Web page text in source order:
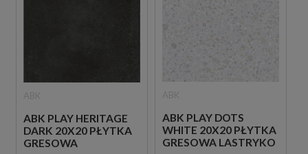
ABK PLAY HERITAGE
DARK 20X20 PŁYTKA
GRESOWA
ABK PLAY DOTS
WHITE 20X20 PŁYTKA
GRESOWA LASTRYKO